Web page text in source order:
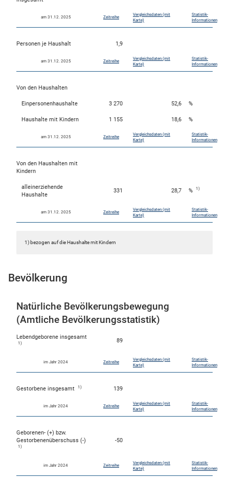
am 31.12. 2025 Zeitreihe
Vergleichsdaten (mit
Karte)
Statistik-
Informationen
Personen je Haushalt 1,9
am 31.12. 2025 Zeitreihe
Vergleichsdaten (mit
Karte)
Statistik-
Informationen
Von den Haushalten
Einpersonenhaushalte 3 270 52,6 %
Haushalte mit Kindern 1 155 18,6 %
am 31.12. 2025 Zeitreihe
Vergleichsdaten (mit
Karte)
Statistik-
Informationen
Von den Haushalten mit
Kindern
alleinerziehende
Haushalte
331 28,7 % 1)
am 31.12. 2025 Zeitreihe
Vergleichsdaten (mit
Karte)
Statistik-
Informationen
1) bezogen auf die Haushalte mit Kindern
Bevölkerung
Natürliche Bevölkerungsbewegung
(Amtliche Bevölkerungsstatistik)
Lebendgeborene insgesamt
1) 89
im Jahr 2024 Zeitreihe
Vergleichsdaten (mit
Karte)
Statistik-
Informationen
Gestorbene insgesamt 1) 139
im Jahr 2024 Zeitreihe
Vergleichsdaten (mit
Karte)
Statistik-
Informationen
Geborenen- (+) bzw.
Gestorbenenüberschuss (-)
1)
-50
im Jahr 2024 Zeitreihe
Vergleichsdaten (mit
Karte)
Statistik-
Informationen